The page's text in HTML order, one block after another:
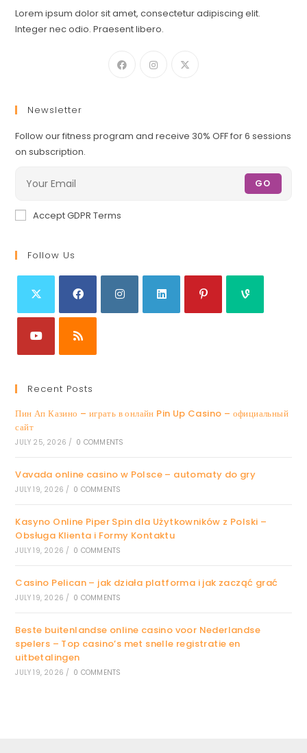
Lorem ipsum dolor sit amet, consectetur adipiscing elit.
Integer nec odio. Praesent libero.
Newsletter
Follow our fitness program and receive 30% OFF for 6 sessions
on subscription.
GO
Accept GDPR Terms
Follow Us
Recent Posts
Пин Ап Казино – играть в онлайн Pin Up Casino – официальный
сайт
JULY 25, 2026 / 0 COMMENTS
Vavada online casino w Polsce – automaty do gry
JULY 19, 2026 / 0 COMMENTS
Kasyno Online Piper Spin dla Użytkowników z Polski –
Obsługa Klienta i Formy Kontaktu
JULY 19, 2026 / 0 COMMENTS
Casino Pelican – jak działa platforma i jak zacząć grać
JULY 19, 2026 / 0 COMMENTS
Beste buitenlandse online casino voor Nederlandse
spelers – Top casino’s met snelle registratie en
uitbetalingen
JULY 19, 2026 / 0 COMMENTS